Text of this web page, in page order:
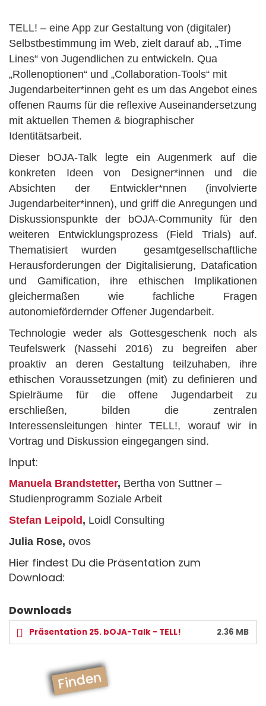
TELL! – eine App zur Gestaltung von (digitaler)
Selbstbestimmung im Web, zielt darauf ab, „Time
Lines“ von Jugendlichen zu entwickeln. Qua
„Rollenoptionen“ und „Collaboration-Tools“ mit
Jugendarbeiter*innen geht es um das Angebot eines
offenen Raums für die reflexive Auseinandersetzung
mit aktuellen Themen & biographischer
Identitätsarbeit.
Dieser bOJA-Talk legte ein Augenmerk auf die
konkreten Ideen von Designer*innen und die
Absichten der Entwickler*nnen (involvierte
Jugendarbeiter*innen), und griff die Anregungen und
Diskussionspunkte der bOJA-Community für den
weiteren Entwicklungsprozess (Field Trials) auf.
Thematisiert wurden gesamtgesellschaftliche
Herausforderungen der Digitalisierung, Datafication
und Gamification, ihre ethischen Implikationen
gleichermaßen wie fachliche Fragen
autonomiefördernder Offener Jugendarbeit.
Technologie weder als Gottesgeschenk noch als
Teufelswerk (Nassehi 2016) zu begreifen aber
proaktiv an deren Gestaltung teilzuhaben, ihre
ethischen Voraussetzungen (mit) zu definieren und
Spielräume für die offene Jugendarbeit zu
erschließen, bilden die zentralen
Interessensleitungen hinter TELL!, worauf wir in
Vortrag und Diskussion eingegangen sind.
Input:
Manuela Brandstetter, Bertha von Suttner –
Studienprogramm Soziale Arbeit
Stefan Leipold , Loidl Consulting
Julia Rose, ovos
Hier findest Du die Präsentation zum
Download:
Downloads
Präsentation 25. bOJA-Talk - TELL! 2.36 MB
Finden